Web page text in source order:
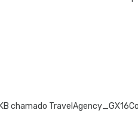
chamado